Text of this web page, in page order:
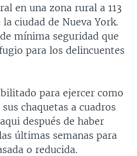
en una zona rural a 113
ciudad de Nueva York.
mínima seguridad que
para los delincuentes
para ejercer como
chaquetas a cuadros
después de haber
últimas semanas para
o reducida.